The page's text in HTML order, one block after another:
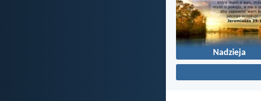
Nadzieja